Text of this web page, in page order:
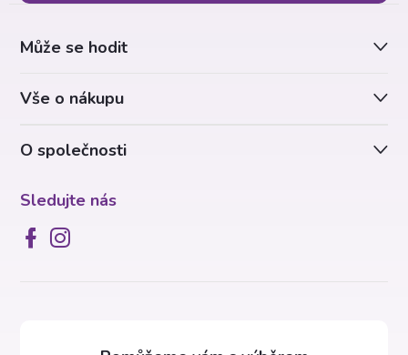
O společnosti
Sledujte nás
Může se hodit
Vše o nákupu